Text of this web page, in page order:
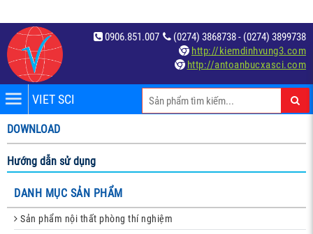
(0274) 3868738 - (0274) 3899738
0906.851.007
http://kiemdinhvung3.com
http://antoanbucxasci.com
VIET SCI
DOWNLOAD
Hướng dẫn sử dụng
DANH MỤC SẢN PHẨM
Sản phẩm nội thất phòng thí nghiệm